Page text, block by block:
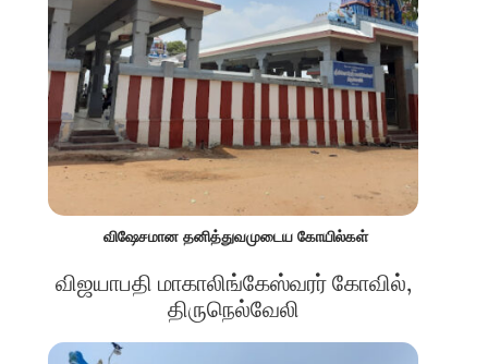
விஷேசமான தனித்துவமுடைய கோயில்கள்
விஜயாபதி மாகாலிங்கேஸ்வரர் கோவில்,
திருநெல்வேலி